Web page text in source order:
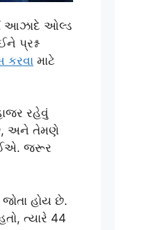
આઝાદે ઓલ્ડ
પ્રશ્ન
કરવ ા માટે
રહેવું
છે, અને તેમણે
જરૂર
હોય છે.
ત્યારે 44